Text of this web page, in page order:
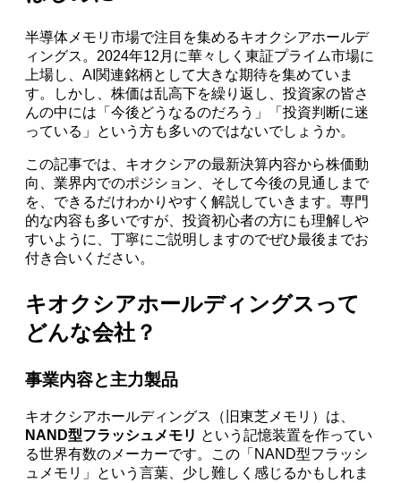
半導体メモリ市場で注目を集めるキオクシアホールデ
ィングス。2024年12月に華々しく東証プライム市場に
上場し、AI関連銘柄として大きな期待を集めていま
す。しかし、株価は乱高下を繰り返し、投資家の皆さ
んの中には「今後どうなるのだろう」「投資判断に迷
っている」という方も多いのではないでしょうか。
この記事では、キオクシアの最新決算内容から株価動
向、業界内でのポジション、そして今後の見通しまで
を、できるだけわかりやすく解説していきます。専門
的な内容も多いですが、投資初心者の方にも理解しや
すいように、丁寧にご説明しますのでぜひ最後までお
付き合いください。
キオクシアホールディングスって
どんな会社？
事業内容と主力製品
キオクシアホールディングス（旧東芝メモリ）は、
NAND型フラッシュメモリ という記憶装置を作ってい
る世界有数のメーカーです。この「NAND型フラッシ
ュメモリ」という言葉、少し難しく感じるかもしれま